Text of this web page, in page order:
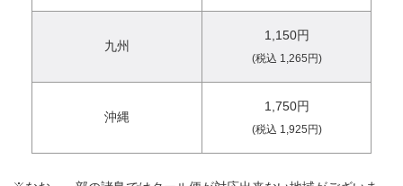
九州
1,150円
(税込 1,265円)
沖縄
1,750円
(税込 1,925円)